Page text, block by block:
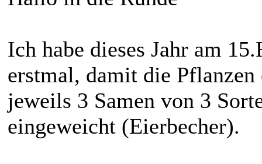
Ich habe dieses Jahr am
erstmal, damit die
jeweils 3 Samen von 3
eingeweicht (Eierbecher).